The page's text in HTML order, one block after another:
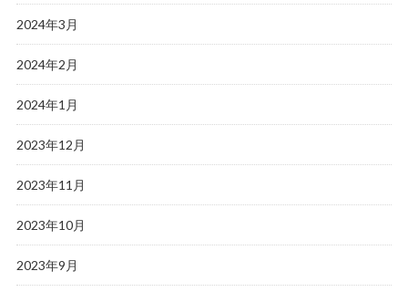
2024年3月
2024年2月
2024年1月
2023年12月
2023年11月
2023年10月
2023年9月